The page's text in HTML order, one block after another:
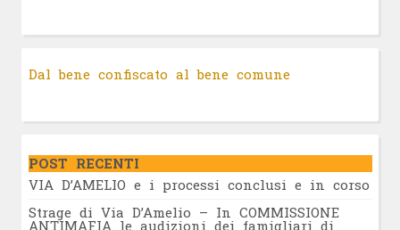
Dal bene confiscato al bene comune
POST RECENTI
VIA D’AMELIO e i processi conclusi e in corso
Strage di Via D’Amelio – In COMMISSIONE
ANTIMAFIA le audizioni dei famigliari di